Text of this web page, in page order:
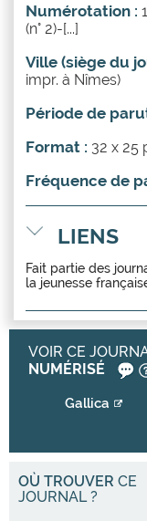
Numérotation :
(n° 2)-[...]
Ville (siège du
impr. à Nîmes)
Période de
Format : 32 x 25
Fréquence de
LIENS
Fait partie des
la jeunesse
VOIR CE
NUMÉRISÉ
Gallica
OÙ TROUVER CE
JOURNAL ?